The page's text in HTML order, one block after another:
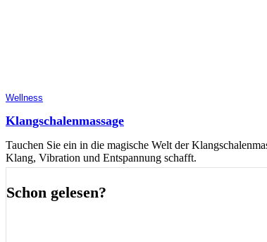
Wellness
Klangschalenmassage
Tauchen Sie ein in die magische Welt der
Klang, Vibration und Entspannung schafft.
Schon gelesen?